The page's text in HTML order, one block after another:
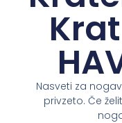
Nasveti za
privzeto. Če